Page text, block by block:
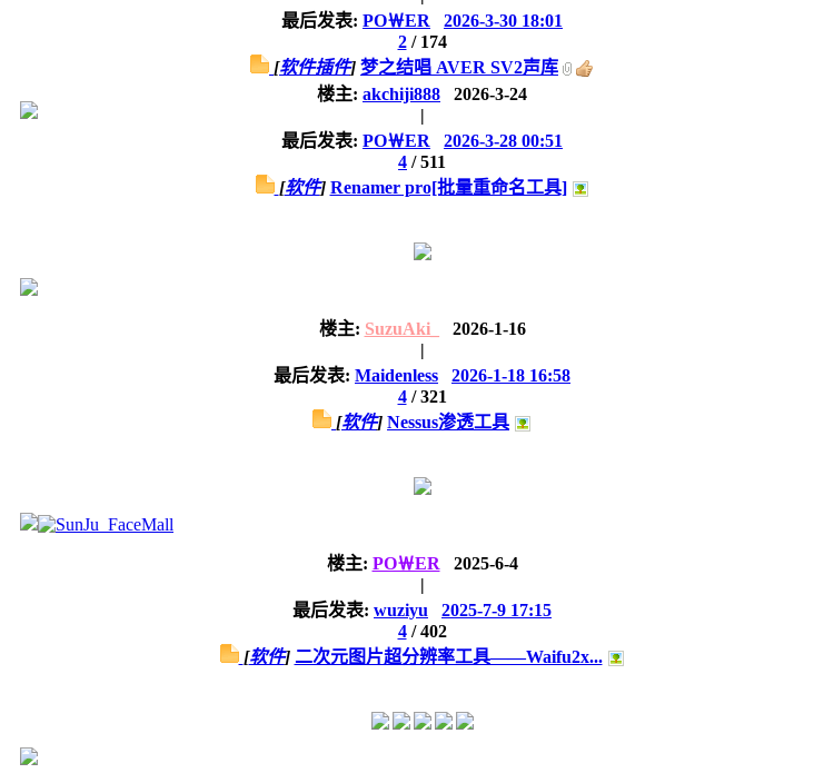
最后发表: PO￦ER
2026-3-30 18:01
2/ 174
[软件插件] 梦之结唱 AVER SV2声库
楼主: akchiji888
2026-3-24
|
最后发表: PO￦ER
2026-3-28 00:51
4 /511
[软件] Renamer pro[批量重命名工具]
楼主: SuzuAki_
2026-1-16
|
最后发表: Maidenless
2026-1-18 16:58
4/321
[软件] Nessus渗透工具
楼主: PO￦ER
2025-6-4
|
最后发表: wuziyu
2025-7-9 17:15
4/402
[软件] 二次元图片超分辨率工具——Waifu2x...